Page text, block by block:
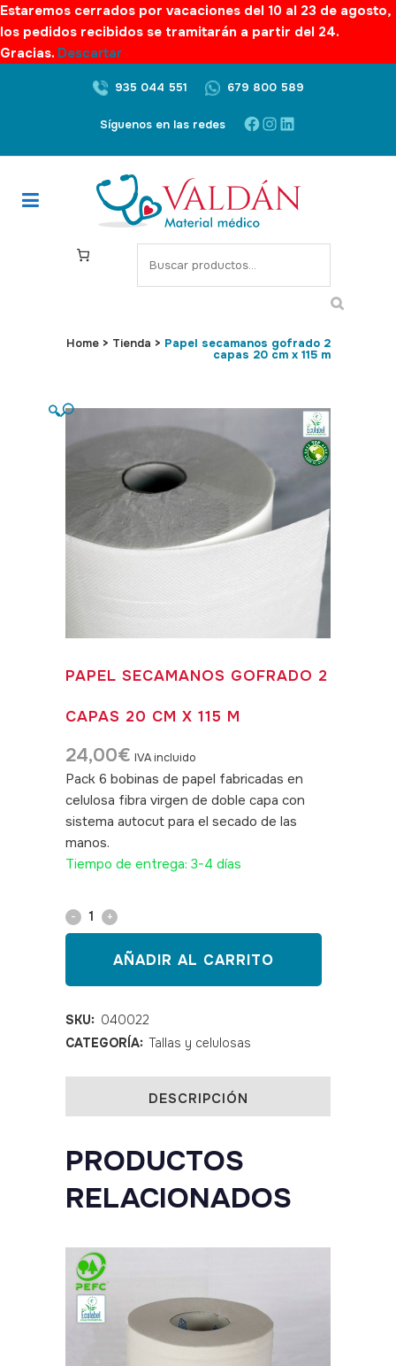
Estaremos cerrados por vacaciones del 10 al 23 de agosto,
los pedidos recibidos se tramitarán a partir del 24.
Gracias. Descartar
935 044 551 679 800 589
Síguenos en las redes Facebook
Instagram
LinkedIn
S
e
c
Home > Tienda > Papel secamanos gofrado 2
capas 20 cm x 115 m
🔍
PAPEL SECAMANOS GOFRADO 2
CAPAS 20 CM X 115 M
24,00€ IVA incluido
Pack 6 bobinas de papel fabricadas en
celulosa fibra virgen de doble capa con
sistema autocut para el secado de las
manos.
Tiempo de entrega: 3-4 días
Papel
secamanos
gofrado
2
capas
20
cm
m
quantity
AÑADIR AL CARRITO
SKU: 040022
CATEGORÍA: Tallas y celulosas
DESCRIPCIÓN
PRODUCTOS
RELACIONADOS